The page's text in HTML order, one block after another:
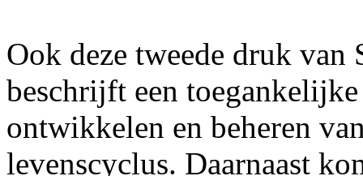
Ook deze tweede druk van
beschrijft een
ontwikkelen en beheren
levenscyclus. Daarnaast